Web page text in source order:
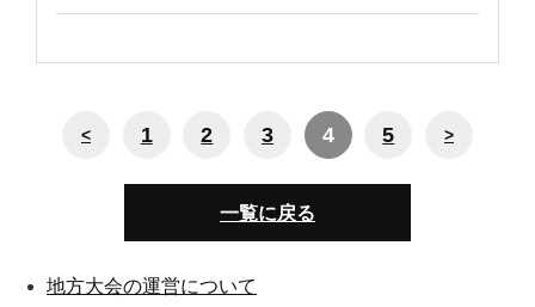
< 1 2 3 4 5 >
一覧に戻る
地方大会の運営について